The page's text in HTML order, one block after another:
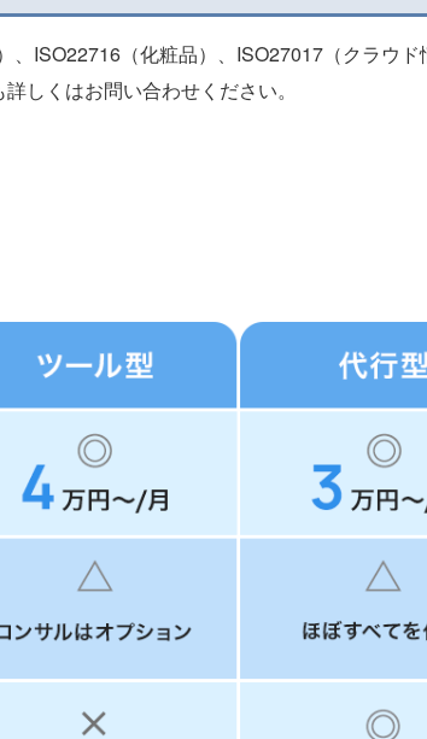
ISO22716（化粧品）、ISO27017（クラウ
しくはお問い合わせください。